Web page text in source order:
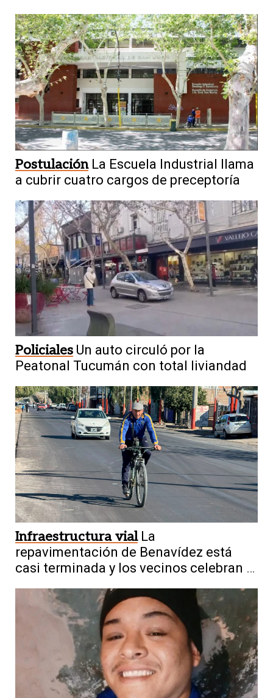
Postulación La Escuela Industrial llama
a cubrir cuatro cargos de preceptoría
Policiales Un auto circuló por la
Peatonal Tucumán con total liviandad
Infraestructura vial La
repavimentación de Benavídez está
casi terminada y los vecinos celebran el